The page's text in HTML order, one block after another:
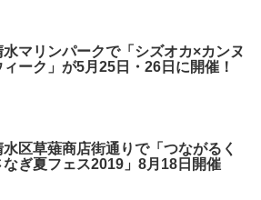
水マリンパークで「シズオカ×カンヌ
ィーク」が5月25日・26日に開催！
水区草薙商店街通りで「つながるく
なぎ夏フェス2019」8月18日開催